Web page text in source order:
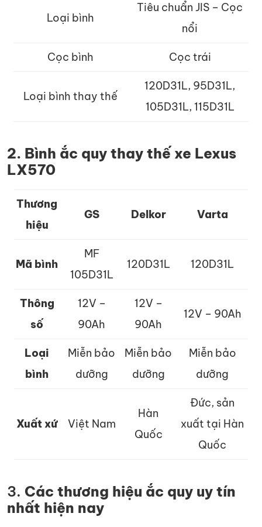
Loại bình
Tiêu chuẩn JIS – Cọc
nổi
Cọc bình Cọc trái
Loại bình thay thế
120D31L, 95D31L,
105D31L, 115D31L
2. Bình ắc quy thay thế xe Lexus
LX570
Thương
hiệu
GS Delkor Varta
Mã bình
MF
105D31L
120D31L 120D31L
Thông
số
12V –
90Ah
12V –
90Ah
12V – 90Ah
Loại
bình
Miễn bảo
dưỡng
Miễn bảo
dưỡng
Miễn bảo
dưỡng
Xuất xứ Việt Nam
Hàn
Quốc
Đức, sản
xuất tại Hàn
Quốc
3. Các thương hiệu ắc quy uy tín
nhất hiện nay